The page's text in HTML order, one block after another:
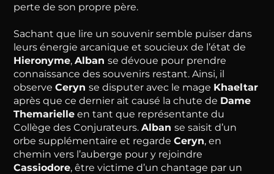
perte de son propre père.
Sachant que lire un souvenir semble puiser dans
leurs énergie arcanique et soucieux de l’état de
Hieronyme, Alban se dévoue pour prendre
connaissance des souvenirs restant. Ainsi, il
observe Ceryn se disputer avec le mage Khaeltar
après que ce dernier ait causé la chute de Dame
Themarielle en tant que représentante du
Collège des Conjurateurs. Alban se saisit d’un
orbe supplémentaire et regarde Ceryn, en
chemin vers l’auberge pour y rejoindre
Cassiodore, être victime d’un chantage par un